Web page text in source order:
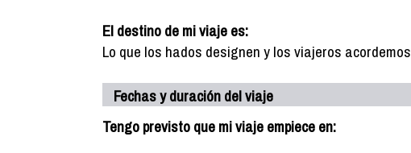
El destino de mi viaje es:
Lo que los hados designen y los viajeros acordemos
Fechas y duración del viaje
Tengo previsto que mi viaje empiece en: